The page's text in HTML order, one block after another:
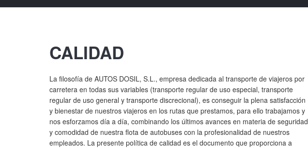
CALIDAD
La filosofía de AUTOS DOSIL, S.L., empresa dedicada al transporte de viajeros por
carretera en todas sus variables (transporte regular de uso especial, transporte
regular de uso general y transporte discrecional), es conseguir la plena satisfacción
y bienestar de nuestros viajeros en los rutas que prestamos, para ello trabajamos y
nos esforzamos día a día, combinando los últimos avances en materia de seguridad
y comodidad de nuestra flota de autobuses con la profesionalidad de nuestros
empleados. La presente política de calidad es el documento que proporciona a